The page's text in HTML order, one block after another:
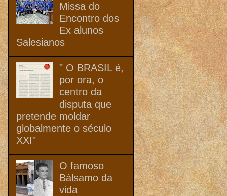
Missa do
Encontro dos
Ex alunos
Salesianos
" O BRASIL é,
por ora, o
centro da
disputa que
pretende moldar
globalmente o século
XXI"
O famoso
Bálsamo da
vida